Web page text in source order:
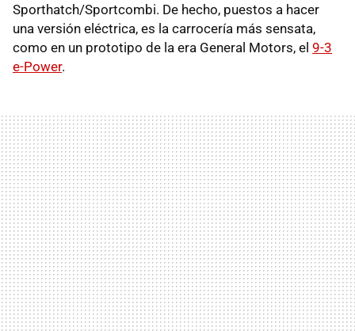
Sporthatch/Sportcombi. De hecho, puestos a hacer
una versión eléctrica, es la carrocería más sensata,
como en un prototipo de la era General Motors, el 9-3
e-Power.